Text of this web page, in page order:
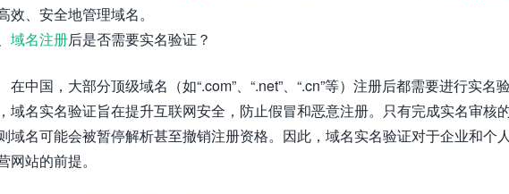
效、安全地管理域名。
域名注册后是否需要实名验证？
在中国，大部分顶级域名（如“.com”、“.net”、“.cn”等）注册后都需要进行实
域名实名验证旨在提升互联网安全，防止假冒和恶意注册。只有完成实名审核
域名可能会被暂停解析甚至撤销注册资格。因此，域名实名验证对于企业和个
网站的前提。